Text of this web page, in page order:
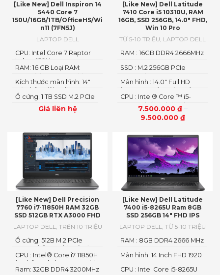
[Like New] Dell Inspiron 14
5440 Core 7
150U/16GB/1TB/OfficeHS/Wi
n11 (7FN5J)
LAPTOP DELL
Giá liên hệ
Ổ cứng: 1 TB SSD M.2 PCIe
Kích thước màn hình: 14"
Độ phân giải: Full HD+
RAM: 16 GB Loại RAM:
DDR5 (1 khe 8 GB + 1 khe 8
GB)
CPU: Intel Core 7 Raptor
Lake - 150U
[Like New] Dell Latitude
7410 Core i5 10310U, RAM
16GB, SSD 256GB, 14.0″ FHD,
Win 10 Pro
TỪ 5-10 TRIỆU, LAPTOP DELL
7.500.000 ₫–
9.500.000 ₫
CPU : Intel® Core ™ i5-
10310U thế hệ thứ 10 (4
Core, 6M bộ nhớ đệm, cơ
sở 1,7 GHz, tối đa 4,4 GHz,
Màn hình : 14.0″ Full HD
(1920 x 1080) Option cảm
ứng
SSD : M.2 256GB PCIe
NVMe Class 35
RAM : 16GB DDR4 2666MHz
[Like New] Dell Precision
7760 i7-11850H RAM 32GB
SSD 512GB RTX A3000 FHD
LAPTOP DELL
TRÊN 10 TRIỆU
Ram: 32GB DDR4 3200MHz
CPU : Intel® Core i7 11850H
(8 nhân 16 luồng, xung nhịp
cơ bản 2.5GHz tối đa có
Ổ cứng: 512B M.2 PCIe
NVME , hỗ trợ 4 khe ổ cứng
M.2
[Like New] Dell Latitude
7400 i5-8265U Ram 8GB
SSD 256GB 14″ FHD IPS
LAPTOP DELL
TỪ 5-10 TRIỆU
CPU : Intel Core i5-8265U
Màn hình: 14 Inch FHD 1920
sRGB, 60 Hz
RAM : 8GB DDR4 2666 MHz